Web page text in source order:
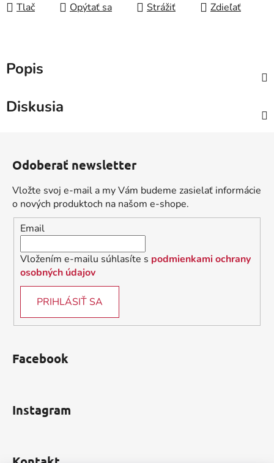
Tlač Opýtať sa Strážiť Zdieľať
Popis
Diskusia
Odoberať newsletter
Vložte svoj e-mail a my Vám budeme zasielať informácie
o nových produktoch na našom e-shope.
Email
Vložením e-mailu súhlasíte s podmienkami ochrany
osobných údajov
PRIHLÁSIŤ SA
Facebook
Instagram